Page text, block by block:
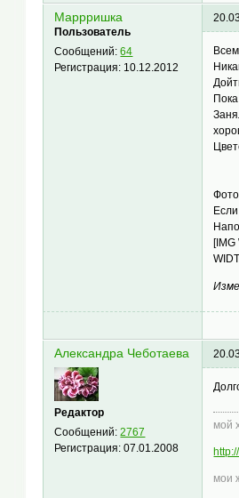
Маррришка
Пользователь
Сообщений:64
Регистрация: 10.12.2012
Александра Чеботаева
Редактор
Сообщений:2767
Регистрация:07.01.2008
мой
мои